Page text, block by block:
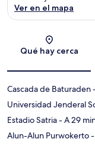
Ver en el mapa
Qué hay cerca
Cascada de Baturaden
Universidad Jenderal
Estadio Satria- A 29
Alun-Alun Purwokerto